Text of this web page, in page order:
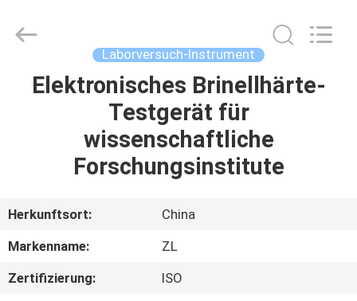
HAUS
PRODUKTE
ÜBER
Ltd..
Laborversuch-Instrument
Elektronisches Brinellhärte-
Testgerät für
wissenschaftliche
Forschungsinstitute
Herkunftsort:
China
Markenname:
ZL
Zertifizierung:
ISO